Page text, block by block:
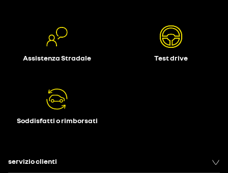
Assistenza Stradale Test drive
Soddisfatti o rimborsati
servizio clienti